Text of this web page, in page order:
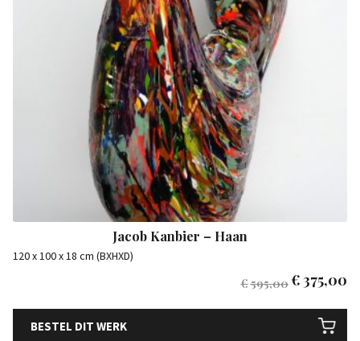
Jacob Kanbier – Haan
120 x 100 x 18 cm (BXHXD)
€595,00€ 375,00
BESTEL DIT WERK